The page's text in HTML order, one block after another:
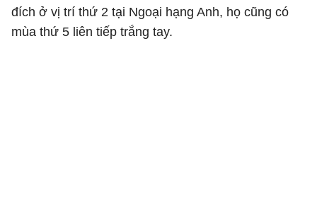
đích ở vị trí thứ 2 tại Ngoại hạng Anh, họ cũng có
mùa thứ 5 liên tiếp trắng tay.